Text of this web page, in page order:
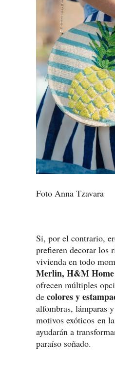
Foto Anna Tzavara
Si, por el contrario,
prefieren decorar los
vivienda en todo
Merlin, H&M
ofrecen múltiples
de colores y
alfombras, lámparas
motivos exóticos en
ayudarán a
paraíso soñado.